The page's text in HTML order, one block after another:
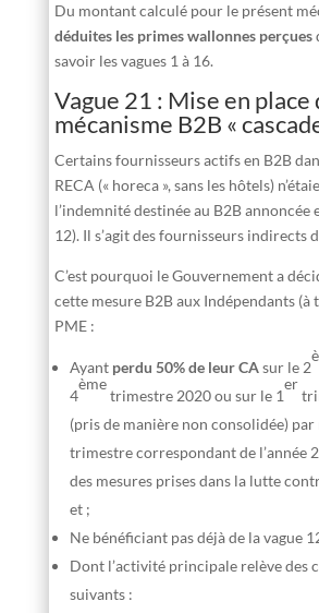
Du montant calculé pour le présent
déduites les primes wallonnes perçues
savoir les vagues 1 à 16.
Vague 21 : Mise en place
mécanisme B2B «
Certains fournisseurs actifs en B2B
RECA (« horeca », sans les hôtels)
l’indemnité destinée au B2B annoncée
12). Il s’agit des fournisseurs indirects
C’est pourquoi le Gouvernement a
cette mesure B2B aux Indépendants
PME :
Ayant perdu 50% de leur CAsur le 2
4
ème
trimestre 2020 ou sur le 1
er
(pris de manière non consolidée)
trimestre correspondant de l’année
des mesures prises dans la lutte
et ;
Ne bénéficiant pas déjà de la vague
Dont l’activité principale relève des
suivants :